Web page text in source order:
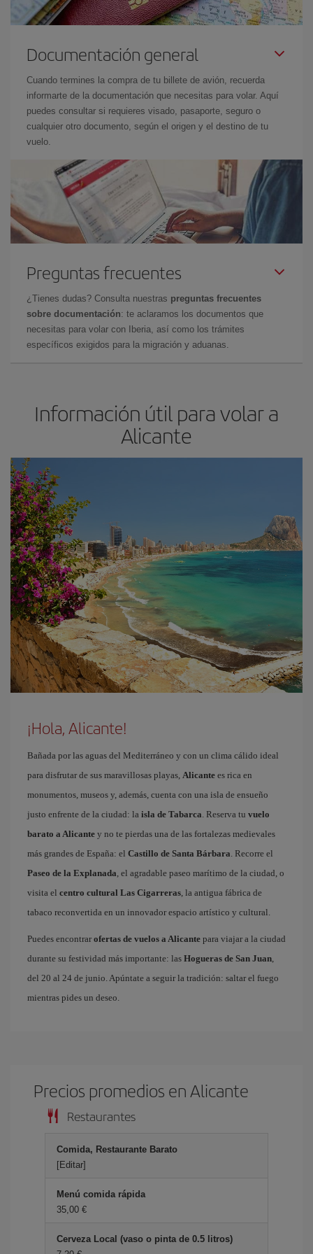
Documentación general
Cuando termines la compra de tu billete de avión, recuerda
informarte de la documentación que necesitas para volar. Aquí
puedes consultar si requieres visado, pasaporte, seguro o
cualquier otro documento, según el origen y el destino de tu
vuelo.
Preguntas frecuentes
¿Tienes dudas? Consulta nuestras preguntas frecuentes
sobre documentación: te aclaramos los documentos que
necesitas para volar con Iberia, así como los trámites
específicos exigidos para la migración y aduanas.
Información útil para volar a
Alicante
¡Hola, Alicante!
Bañada por las aguas del Mediterráneo y con un clima cálido ideal
para disfrutar de sus maravillosas playas, Alicante es rica en
monumentos, museos y, además, cuenta con una isla de ensueño
justo enfrente de la ciudad: la isla de Tabarca. Reserva tu vuelo
barato a Alicante y no te pierdas una de las fortalezas medievales
más grandes de España: el Castillo de Santa Bárbara. Recorre el
Paseo de la Explanada, el agradable paseo marítimo de la ciudad, o
visita el centro cultural Las Cigarreras, la antigua fábrica de
tabaco reconvertida en un innovador espacio artístico y cultural.
Puedes encontrar ofertas de vuelos a Alicante para viajar a la ciudad
durante su festividad más importante: las Hogueras de San Juan,
del 20 al 24 de junio. Apúntate a seguir la tradición: saltar el fuego
mientras pides un deseo.
Precios promedios en Alicante
Restaurantes
Comida, Restaurante Barato
[Editar]
Menú comida rápida
35,00 €
Cerveza Local (vaso o pinta de 0.5 litros)